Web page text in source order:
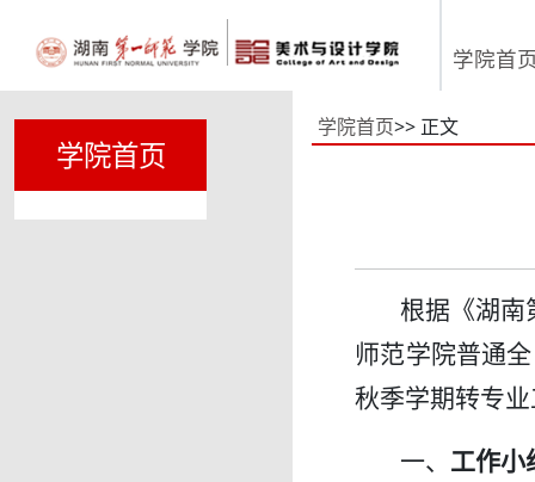
学院首
学院首页
学院首页>> 正文
根据《湖南
师范学院普通
秋季学期转专
一、 工作小